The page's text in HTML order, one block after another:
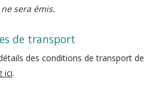
sera émis.
de transport
des conditions de transport de
ici.